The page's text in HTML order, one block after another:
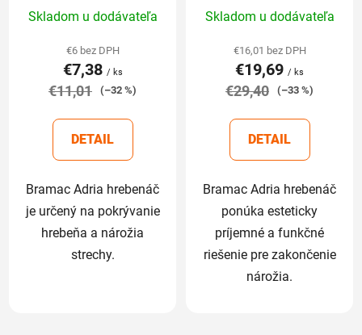
hodnotenie
produktu
je
5,0
5
hviezdičiek.
Skladom u dodávateľa
€6 bez DPH
€7,38 / ks
€11,01 (–32 %)
DETAIL
Bramac Adria hrebenáč
je určený na pokrývanie
hrebeňa a nárožia
strechy.
hodnotenie
produktu
je
5,0
5
hviezdičiek.
Skladom u dodávateľa
€16,01 bez DPH
€19,69 / ks
€29,40 (–33 %)
DETAIL
Bramac Adria hrebenáč
ponúka esteticky
príjemné a funkčné
riešenie pre zakončenie
nárožia.